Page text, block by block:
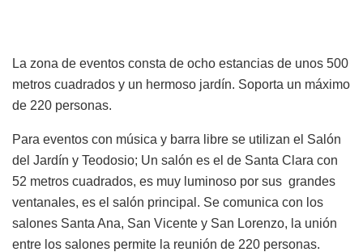
La zona de eventos consta de ocho estancias de unos 500
metros cuadrados y un hermoso jardín. Soporta un máximo
de 220 personas.
Para eventos con música y barra libre se utilizan el Salón
del Jardín y Teodosio; Un salón es el de Santa Clara con
52 metros cuadrados, es muy luminoso por sus grandes
ventanales, es el salón principal. Se comunica con los
salones Santa Ana, San Vicente y San Lorenzo, la unión
entre los salones permite la reunión de 220 personas.